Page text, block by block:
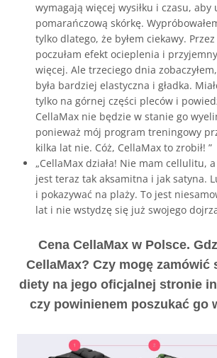
wymagają więcej wysiłku i czasu, aby
pomarańczową skórkę.
tylko dlatego, że byłem ciekawy.
poczułam efekt ocieplenia i
więcej. Ale trzeciego dnia
była bardziej elastyczna i gładka.
tylko na górnej części pleców i
CellaMax nie będzie w stanie go
ponieważ mój program treningowy
kilka lat nie. Cóż, CellaMax to zrobił! ”
„CellaMax działa! Nie mam cellulitu,
jest teraz tak aksamitna i jak satyna.
i pokazywać na plaży. To jest
lat i nie wstydzę się już swojego
Cena CellaMax w Polsce.
CellaMax? Czy mogę zamówić
diety na jego oficjalnej stronie
czy powinienem poszukać go